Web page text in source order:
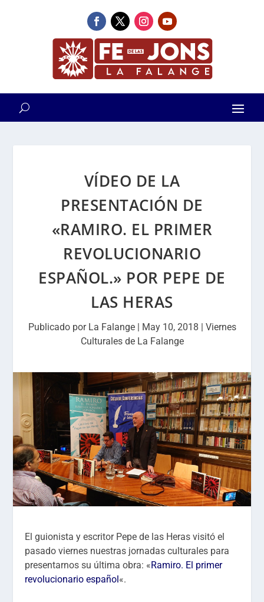
VÍDEO DE LA
PRESENTACIÓN DE
«RAMIRO. EL PRIMER
REVOLUCIONARIO
ESPAÑOL.» POR PEPE DE
LAS HERAS
Publicado por La Falange| May 10, 2018 | Viernes
Culturales de La Falange
El guionista y escritor Pepe de las Heras visitó el
pasado viernes nuestras jornadas culturales para
presentarnos su última obra: «Ramiro. El primer
revolucionario español«.